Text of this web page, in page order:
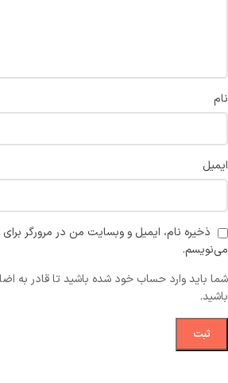
نام
ایمیل
ذخیره نام، ایمیل و وبسایت من در مرورگر
می‌نویسم.
شما باید وارد حساب خود شده باشید تا قادر به
باشید.